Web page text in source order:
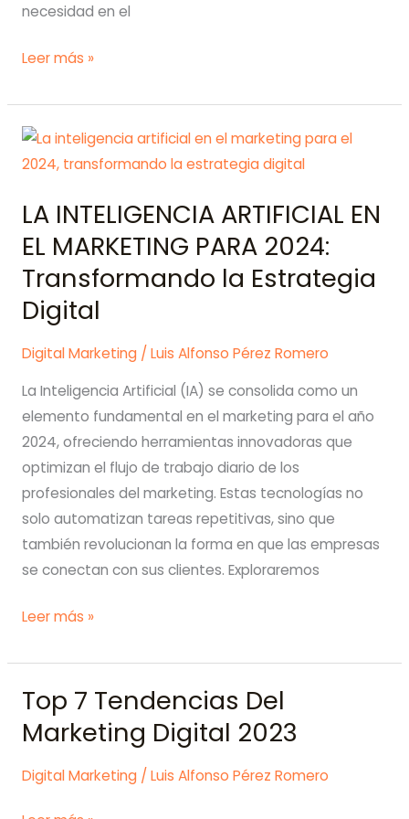
necesidad en el
TENDENCIAS
MARKETING
DIGITAL
2024
Leer más »
LA INTELIGENCIA ARTIFICIAL EN
EL MARKETING PARA 2024:
Transformando la Estrategia
Digital
Digital Marketing/ Luis Alfonso Pérez Romero
La Inteligencia Artificial (IA) se consolida como un
elemento fundamental en el marketing para el año
2024, ofreciendo herramientas innovadoras que
optimizan el flujo de trabajo diario de los
profesionales del marketing. Estas tecnologías no
solo automatizan tareas repetitivas, sino que
también revolucionan la forma en que las empresas
se conectan con sus clientes. Exploraremos
LA
ARTIFICIAL
EN
MARKETING
PARA
Leer más »
Top 7 Tendencias Del
Marketing Digital 2023
Digital Marketing/ Luis Alfonso Pérez Romero